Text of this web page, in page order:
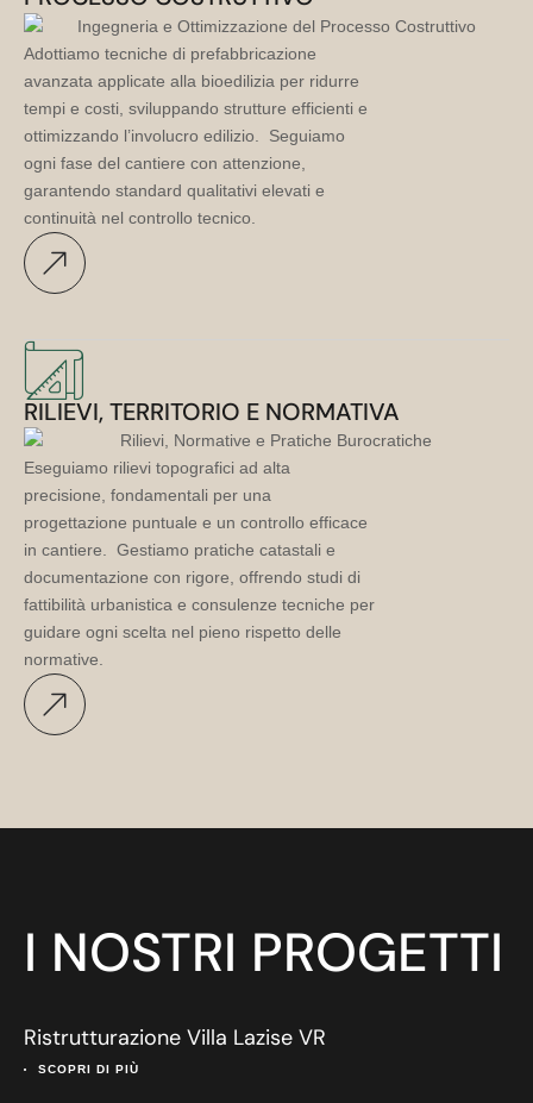
Adottiamo tecniche di prefabbricazione
avanzata applicate alla bioedilizia per ridurre
tempi e costi, sviluppando strutture efficienti e
ottimizzando l’involucro edilizio. Seguiamo
ogni fase del cantiere con attenzione,
garantendo standard qualitativi elevati e
continuità nel controllo tecnico.
RILIEVI, TERRITORIO E NORMATIVA
Eseguiamo rilievi topografici ad alta
precisione, fondamentali per una
progettazione puntuale e un controllo efficace
in cantiere. Gestiamo pratiche catastali e
documentazione con rigore, offrendo studi di
fattibilità urbanistica e consulenze tecniche per
guidare ogni scelta nel pieno rispetto delle
normative.
I NOSTRI PROGETTI
Ristrutturazione Villa Lazise VR
SCOPRI DI PIÙ